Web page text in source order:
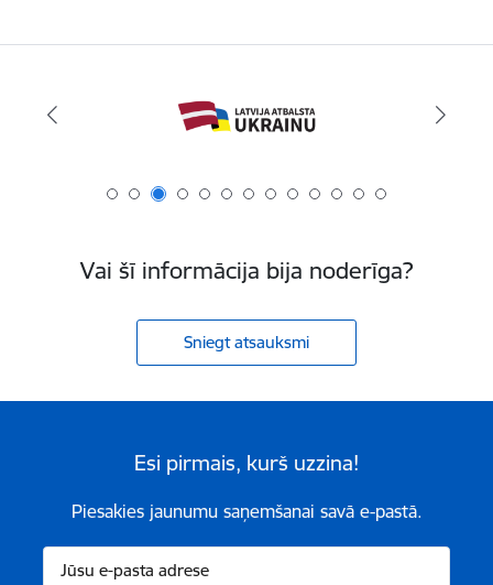
Vai šī informācija bija noderīga?
Sniegt atsauksmi
Esi pirmais, kurš uzzina!
Piesakies jaunumu saņemšanai savā e-pastā.